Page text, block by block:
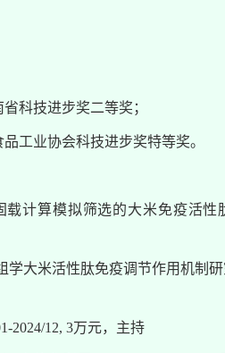
科技进步奖二等奖；
工业协会科技进步奖特等奖。
计算模拟筛选的大米免疫活性
大米活性肽免疫调节作用机制研
2024/12, 3万元，主持